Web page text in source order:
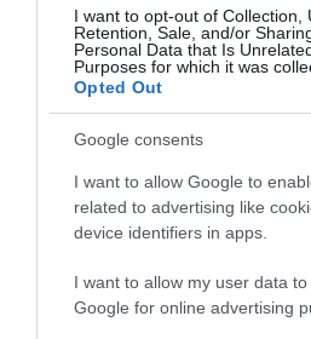
I want to opt-out of Collection,
Retention, Sale, and/or
Personal Data that Is
Purposes for which it was
Opted Out
Google consents
I want to allow Google to
related to advertising like
device identifiers in apps.
I want to allow my user data
Google for online advertising
Dickens végül a brutális
1868-as búcsúkörútja során
előadott drámai repertoárjába.
Nyitókép: www.flickr.com
IRODALOM CHARLES
TWIST OLIVÉR